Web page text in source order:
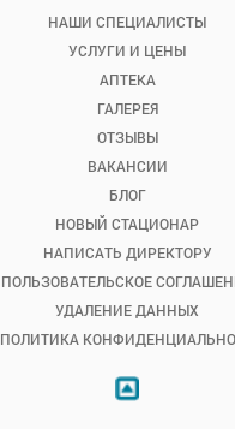
НАШИ СПЕЦИАЛИСТЫ
УСЛУГИ И ЦЕНЫ
АПТЕКА
ГАЛЕРЕЯ
ОТЗЫВЫ
ВАКАНСИИ
БЛОГ
НОВЫЙ СТАЦИОНАР
НАПИСАТЬ ДИРЕКТОРУ
ПОЛЬЗОВАТЕЛЬСКОЕ
УДАЛЕНИЕ ДАННЫХ
ПОЛИТИКА